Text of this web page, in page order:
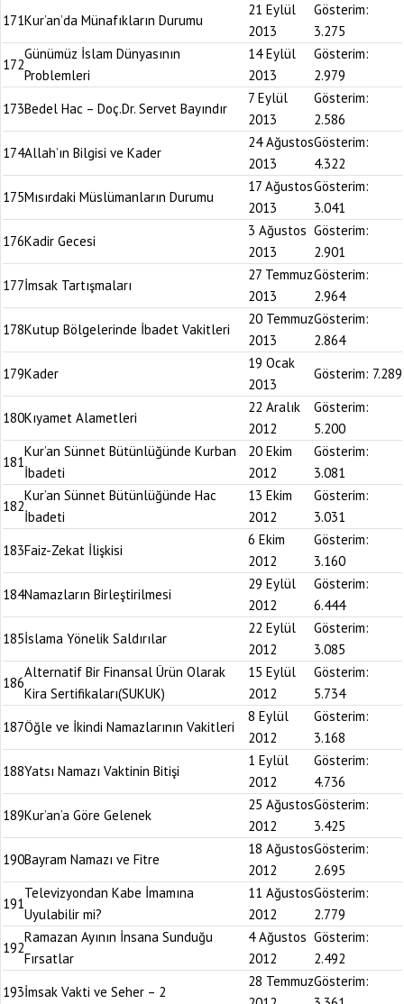
171Kur’an’da Münafıkların Durumu
21 Eylül
2013
Gösterim:
3.275
172
Günümüz İslam Dünyasının
Problemleri
14 Eylül
2013
Gösterim:
2.979
173Bedel Hac – Doç.Dr. Servet Bayındır
7 Eylül
2013
Gösterim:
2.586
174Allah’ın Bilgisi ve Kader
24 Ağustos
2013
Gösterim:
4.322
175Mısırdaki Müslümanların Durumu
17 Ağustos
2013
Gösterim:
3.041
176Kadir Gecesi
3 Ağustos
2013
Gösterim:
2.901
177İmsak Tartışmaları
27 Temmuz
2013
Gösterim:
2.964
178Kutup Bölgelerinde İbadet Vakitleri
20 Temmuz
2013
Gösterim:
2.864
179Kader
19 Ocak
2013
Gösterim: 7.289
180Kıyamet Alametleri
22 Aralık
2012
Gösterim:
5.200
181
Kur’an Sünnet Bütünlüğünde Kurban
İbadeti
20 Ekim
2012
Gösterim:
3.081
182
Kur’an Sünnet Bütünlüğünde Hac
İbadeti
13 Ekim
2012
Gösterim:
3.031
183Faiz-Zekat İlişkisi
6 Ekim
2012
Gösterim:
3.160
184Namazların Birleştirilmesi
29 Eylül
2012
Gösterim:
6.444
185İslama Yönelik Saldırılar
22 Eylül
2012
Gösterim:
3.085
186
Alternatif Bir Finansal Ürün Olarak
Kira Sertifikaları(SUKUK)
15 Eylül
2012
Gösterim:
5.734
187Öğle ve İkindi Namazlarının Vakitleri
8 Eylül
2012
Gösterim:
3.168
188Yatsı Namazı Vaktinin Bitişi
1 Eylül
2012
Gösterim:
4.736
189Kur’an’a Göre Gelenek
25 Ağustos
2012
Gösterim:
3.425
190Bayram Namazı ve Fitre
18 Ağustos
2012
Gösterim:
2.695
191
Televizyondan Kabe İmamına
Uyulabilir mi?
11 Ağustos
2012
Gösterim:
2.779
192
Ramazan Ayının İnsana Sunduğu
Fırsatlar
4 Ağustos
2012
Gösterim:
2.492
193İmsak Vakti ve Seher – 2
28 TemmuzGösterim: